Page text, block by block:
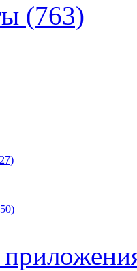
(763)